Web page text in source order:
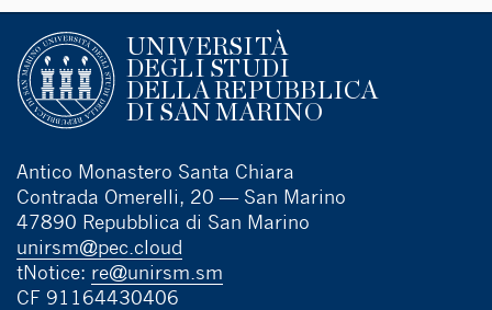
UNIVERSITÀ
DEGLI STUDI
DELLA REPUBBLICA
DI SAN MARINO
Antico Monastero Santa Chiara
Contrada Omerelli, 20 — San Marino
47890 Repubblica di San Marino
unirsm@pec.cloud
tNotice: re@unirsm.sm
CF 91164430406